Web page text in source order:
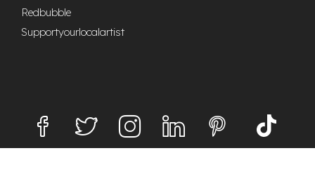
Redbubble
Supportyourlocalartist